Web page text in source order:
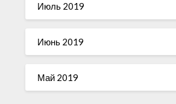
Июль 2019
Июнь 2019
Май 2019